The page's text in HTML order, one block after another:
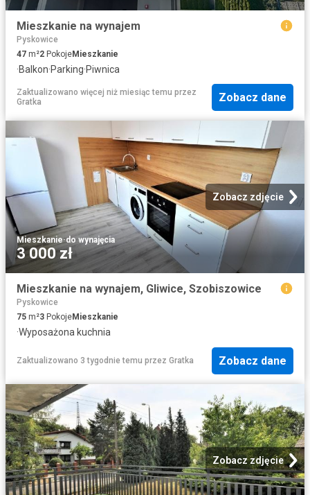
Mieszkanie na wynajem
Pyskowice
47 m²2 PokojeMieszkanie
·Balkon·Parking·Piwnica
Zaktualizowano więcej niż miesiąc temu przez
Gratka
Zobacz dane
Zobacz zdjęcie
Mieszkanie·do wynajęcia
3 000 zł
Mieszkanie na wynajem, Gliwice, Szobiszowice
Pyskowice
75 m²3 PokojeMieszkanie
·Wyposażona kuchnia
Zaktualizowano 3 tygodnie temu przez Gratka Zobacz dane
Zobacz zdjęcie